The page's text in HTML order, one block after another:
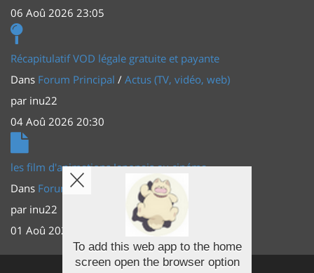
06 Aoû 2026 23:05
Récapitulatif VOD légale gratuite et payante
Dans Forum Principal / Actus (TV, vidéo, web)
par inu22
04 Aoû 2026 20:30
les film d'animations Japonais au cinéma
Dans Forum Principal
Actus (TV, vidéo, web)
par inu22
01 Aoû 2026 20:56
To add this web app to the home
screen open the browser option